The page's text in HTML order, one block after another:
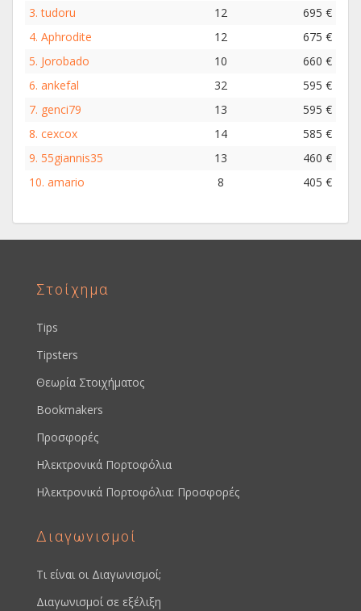
3.tudoru 12
695 €
4. Aphrodite 12
675 €
5. Jorobado 10
660 €
6. ankefal 32
595 €
7. genci79 13
595 €
8. cexcox 14
585 €
9. 55giannis35 13
460 €
10. amario 8 405 €
Στοίχημα
Tips
Tipsters
Θεωρία Στοιχήματος
Bookmakers
Προσφορές
Ηλεκτρονικά Πορτοφόλια
Ηλεκτρονικά Πορτοφόλια: Προσφορές
Διαγωνισμοί
Τι είναι οι Διαγωνισμοί;
Διαγωνισμοί σε εξέλιξη